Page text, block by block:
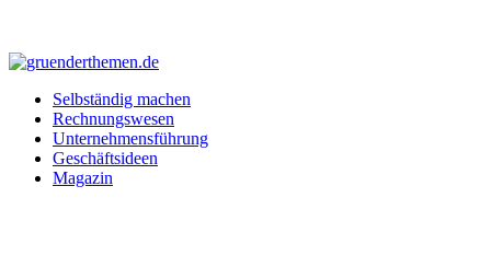
Selbständig machen
Rechnungswesen
Unternehmensführung
Geschäftsideen
Magazin